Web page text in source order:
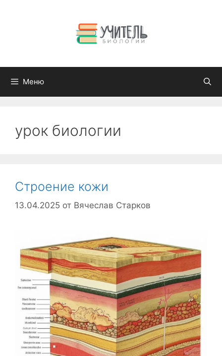
Меню
урок биологии
Строение кожи
13.04.2025 от Вячеслав Старков